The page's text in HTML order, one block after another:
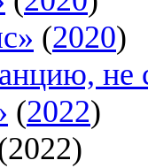
(2020)
не
(2022)